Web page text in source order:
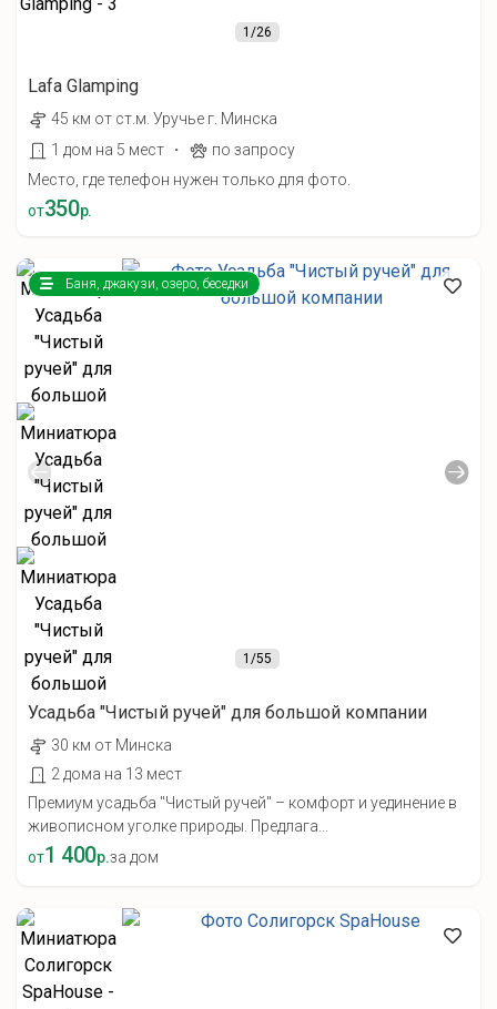
1/26
Lafa Glamping
45 км от ст.м. Уручье г. Минска
1 дом на 5 мест
·
по запросу
Место, где телефон нужен только для фото.
от350р.
1/55
Баня, джакузи, озеро, беседки
Усадьба "Чистый ручей" для большой компании
30 км от Минска
2 дома на 13 мест
Премиум усадьба "Чистый ручей" – комфорт и уединение в
живописном уголке природы. Предлага...
от1 400р.за дом